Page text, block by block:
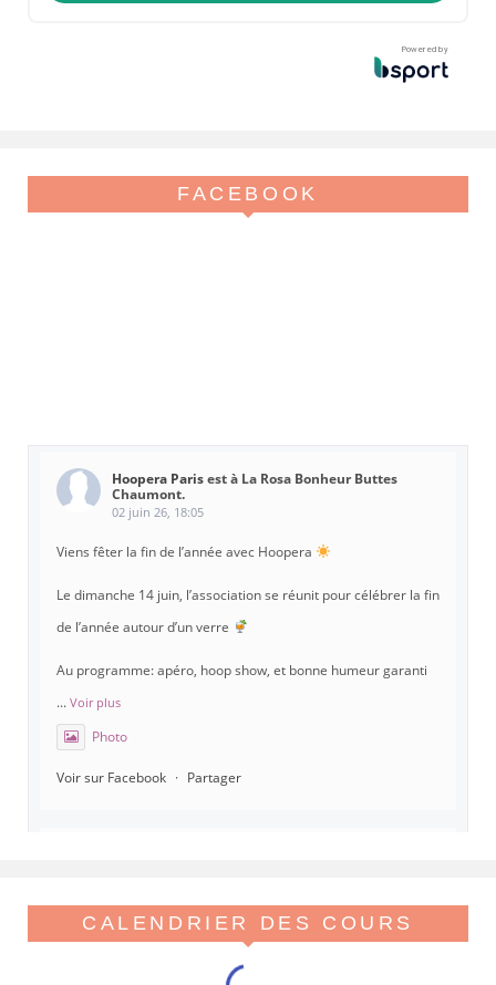
Powered by
FACEBOOK
Hoopera Parisest à La Rosa Bonheur Buttes
Chaumont.
02 juin 26, 18:05
Viens fêter la fin de l’année avec Hoopera
Le dimanche 14 juin, l’association se réunit pour célébrer la fin
de l’année autour d’un verre
Au programme: apéro, hoop show, et bonne humeur garanti
... Voir plus
Photo
Voir sur Facebook · Partager
Hoopera vous propose le premier stage du printemps, tout
beau tout chaud, spécial isolations !
CALENDRIER DES COURS